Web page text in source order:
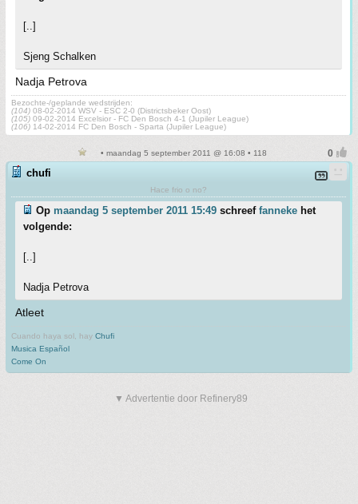
[..]
Sjeng Schalken
Nadja Petrova
Bezochte-/geplande wedstrijden:
(104) 08-02-2014 WSV - ESC 2-0 (Districtsbeker Oost)
(105) 09-02-2014 Excelsior - FC Den Bosch 4-1 (Jupiler League)
(106) 14-02-2014 FC Den Bosch - Sparta (Jupiler League)
• maandag 5 september 2011 @ 16:08 • 118
chufi
Hace frio o no?
Op maandag 5 september 2011 15:49 schreef fanneke het
volgende:
[..]
Nadja Petrova
Atleet
Cuando haya sol, hay Chufi
Musica Español
Come On
▼ Advertentie door Refinery89